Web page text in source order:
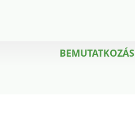
BEMUTATKOZÁS